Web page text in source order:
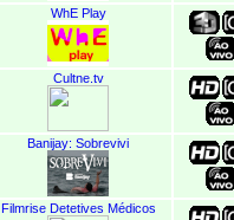
WhE Play
Cultne.tv
Banijay: Sobrevivi
Filmrise Detetives Médicos